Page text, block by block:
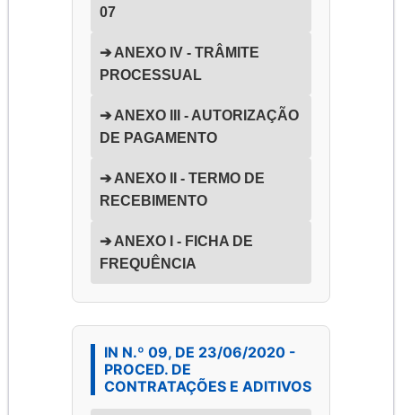
07
➔ ANEXO IV - TRÂMITE
PROCESSUAL
➔ ANEXO III - AUTORIZAÇÃO
DE PAGAMENTO
➔ ANEXO II - TERMO DE
RECEBIMENTO
➔ ANEXO I - FICHA DE
FREQUÊNCIA
IN N.º 09, DE 23/06/2020 -
PROCED. DE
CONTRATAÇÕES E ADITIVOS